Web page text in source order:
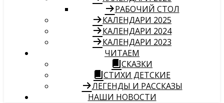
РАБОЧИЙ СТОЛ
КАЛЕНДАРИ 2025
КАЛЕНДАРИ 2024
КАЛЕНДАРИ 2023
ЧИТАЕМ
СКАЗКИ
СТИХИ ДЕТСКИЕ
ЛЕГЕНДЫ И РАССКАЗЫ
НАШИ НОВОСТИ